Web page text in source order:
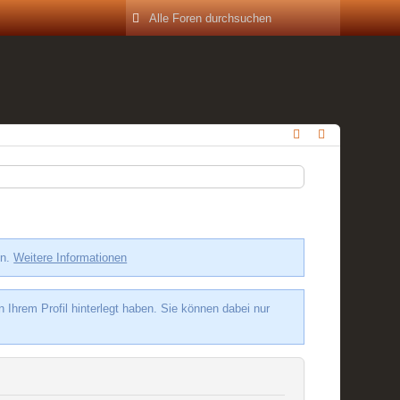
Weitere Informationen
Profil hinterlegt haben. Sie können dabei nur